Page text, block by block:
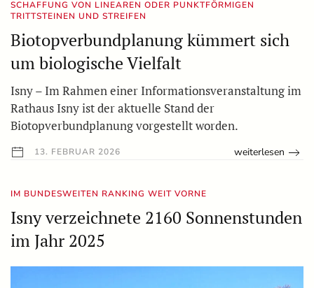
SCHAFFUNG VON LINEAREN ODER PUNKTFÖRMIGEN
TRITTSTEINEN UND STREIFEN
Biotopverbundplanung kümmert sich
um biologische Vielfalt
Isny – Im Rahmen einer Informationsveranstaltung im
Rathaus Isny ist der aktuelle Stand der
Biotopverbundplanung vorgestellt worden.
13. FEBRUAR 2026 weiterlesen
IM BUNDESWEITEN RANKING WEIT VORNE
Isny verzeichnete 2160 Sonnenstunden
im Jahr 2025